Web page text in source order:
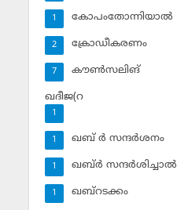
കോപംതോന്നിയാല്‍
1
ക്രോഡീകരണം
2
കൗണ്‍സലിങ്‌
7
ഖദീജ(റ
1
ഖബ് ര്‍ സന്ദര്‍ശനം
1
ഖബ്ര്‍ സന്ദര്‍ശിച്ചാല്‍
1
ഖബ്‌റടക്കം
1